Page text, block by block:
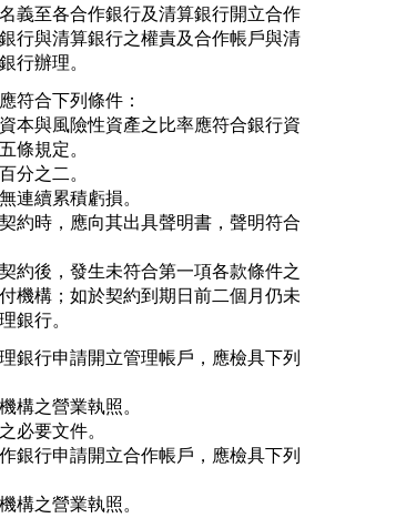
義至各合作銀行及清算銀行開立合作
行與清算銀行之權責及合作帳戶與清
行辦理。
符合下列條件：
本與風險性資產之比率應符合銀行資
條規定。
分之二。
連續累積虧損。
約時，應向其出具聲明書，聲明符合
約後，發生未符合第一項各款條件之
機構；如於契約到期日前二個月仍未
銀行。
銀行申請開立管理帳戶，應檢具下列
構之營業執照。
必要文件。
銀行申請開立合作帳戶，應檢具下列
構之營業執照。